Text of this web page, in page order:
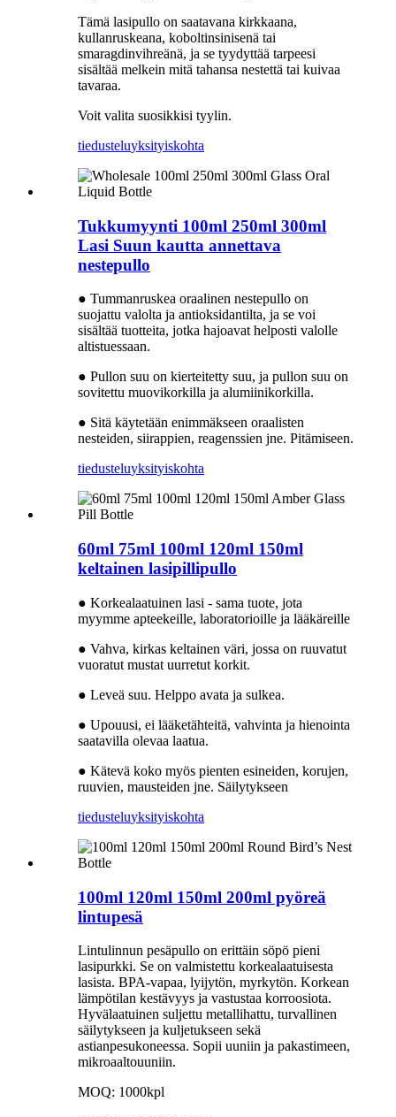
Tämä lasipullo on saatavana kirkkaana,
kullanruskeana, koboltinsinisenä tai
smaragdinvihreänä, ja se tyydyttää tarpeesi
sisältää melkein mitä tahansa nestettä tai kuivaa
tavaraa.
Voit valita suosikkisi tyylin.
tiedusteluyksityiskohta
Tukkumyynti 100ml 250ml 300ml
Lasi Suun kautta annettava
nestepullo
● Tummanruskea oraalinen nestepullo on
suojattu valolta ja antioksidantilta, ja se voi
sisältää tuotteita, jotka hajoavat helposti valolle
altistuessaan.
● Pullon suu on kierteitetty suu, ja pullon suu on
sovitettu muovikorkilla ja alumiinikorkilla.
● Sitä käytetään enimmäkseen oraalisten
nesteiden, siirappien, reagenssien jne. Pitämiseen.
tiedusteluyksityiskohta
60ml 75ml 100ml 120ml 150ml
keltainen lasipillipullo
● Korkealaatuinen lasi - sama tuote, jota
myymme apteekeille, laboratorioille ja lääkäreille
● Vahva, kirkas keltainen väri, jossa on ruuvatut
vuoratut mustat uurretut korkit.
● Leveä suu. Helppo avata ja sulkea.
● Upouusi, ei lääketähteitä, vahvinta ja hienointa
saatavilla olevaa laatua.
● Kätevä koko myös pienten esineiden, korujen,
ruuvien, mausteiden jne. Säilytykseen
tiedusteluyksityiskohta
100ml 120ml 150ml 200ml pyöreä
lintupesä
Lintulinnun pesäpullo on erittäin söpö pieni
lasipurkki. Se on valmistettu korkealaatuisesta
lasista. BPA-vapaa, lyijytön, myrkytön. Korkean
lämpötilan kestävyys ja vastustaa korroosiota.
Hyvälaatuinen suljettu metallihattu, turvallinen
säilytykseen ja kuljetukseen sekä
astianpesukoneessa. Sopii uuniin ja pakastimeen,
mikroaaltouuniin.
MOQ: 1000kpl